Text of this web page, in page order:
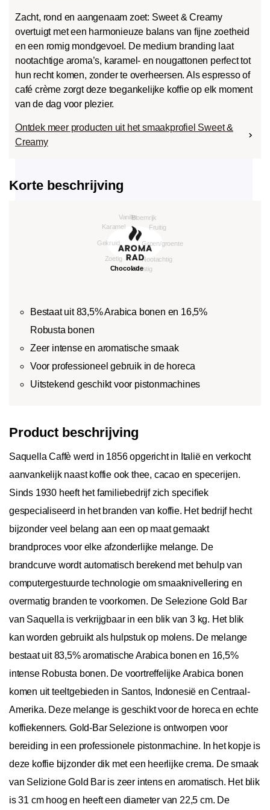
Zacht, rond en aangenaam zoet: Sweet & Creamy
overtuigt met een harmonieuze balans van fijne zoetheid
en een romig mondgevoel. De medium branding laat
nootachtige aroma’s, karamel- en nougattonen perfect tot
hun recht komen, zonder te overheersen. Als espresso of
café crème zorgt deze toegankelijke koffie op elk moment
van de dag voor plezier.
Ontdek meer producten uit het smaakprofiel Sweet &
Creamy
Korte beschrijving
Bestaat uit 83,5% Arabica bonen en 16,5%
Robusta bonen
Zeer intense en aromatische smaak
Voor professioneel gebruik in de horeca
Uitstekend geschikt voor pistonmachines
Product beschrijving
Saquella Caffè werd in 1856 opgericht in Italië en verkocht
aanvankelijk naast koffie ook thee, cacao en specerijen.
Sinds 1930 heeft het familiebedrijf zich specifiek
gespecialiseerd in het branden van koffie. Het bedrijf hecht
bijzonder veel belang aan een op maat gemaakt
brandproces voor elke afzonderlijke melange. De
brandcurve wordt automatisch berekend met behulp van
computergestuurde technologie om smaaknivellering en
overmatig branden te voorkomen. De Selezione Gold Bar
van Saquella is verkrijgbaar in een blik van 3 kg. Het blik
kan worden gebruikt als hulpstuk op molens. De melange
bestaat uit 83,5% aromatische Arabica bonen en 16,5%
intense Robusta bonen. De voortreffelijke Arabica bonen
komen uit teeltgebieden in Santos, Indonesië en Centraal-
Amerika. Deze melange is geschikt voor de horeca en echte
koffiekenners. Gold-Bar Selezione is ontworpen voor
bereiding in een professionele pistonmachine. In het kopje is
deze koffie bijzonder dik met een heerlijke crema. De smaak
van Selizione Gold Bar is zeer intens en aromatisch. Het blik
is 31 cm hoog en heeft een diameter van 22,5 cm. De